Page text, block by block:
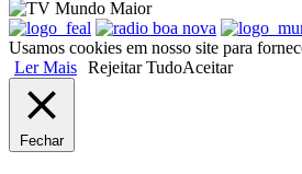
Usamos cookies em nosso site para
Ler Mais Rejeitar TudoAceitar
Fechar